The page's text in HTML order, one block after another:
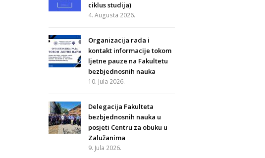
ciklus studija)
4. Augusta 2026.
Organizacija rada i
kontakt informacije tokom
ljetne pauze na Fakultetu
bezbjednosnih nauka
10. Jula 2026.
Delegacija Fakulteta
bezbjednosnih nauka u
posjeti Centru za obuku u
Zalužanima
9. Jula 2026.